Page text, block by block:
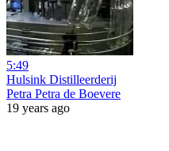
5:49
Hulsink Distilleerderij
Petra Petra de Boevere
19 years ago